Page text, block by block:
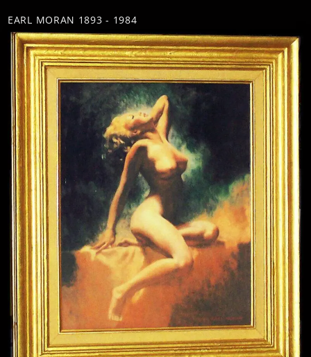
EARL MORAN 1893 - 1984